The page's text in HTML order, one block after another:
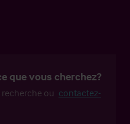
que vous cherchez?
recherche ou contactez-